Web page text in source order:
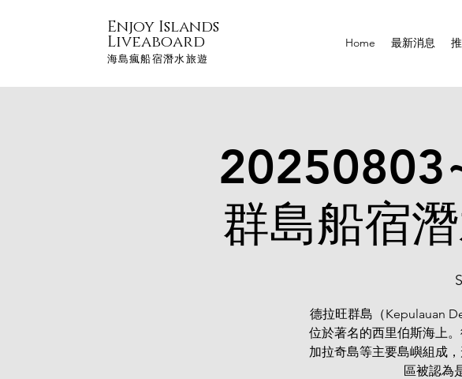
Enjoy Islands
Liveaboard
海島瘋船宿潛水旅遊
Home 最新消息
群島船宿
德拉旺群島（Kepulauan
位於著名的西里伯斯海上
加拉奇島等主要島嶼組成
區被認為